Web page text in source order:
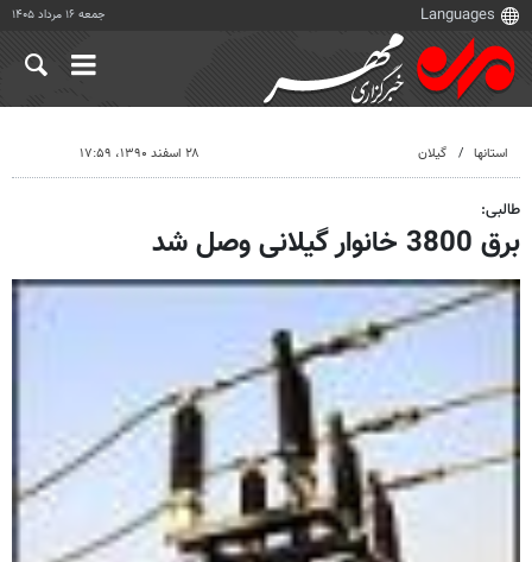
جمعه ۱۶ مرداد ۱۴۰۵
استانها گیلان ۲۸ اسفند ۱۳۹۰، ۱۷:۵۹
طالبی:
برق 3800 خانوار گیلانی وصل شد